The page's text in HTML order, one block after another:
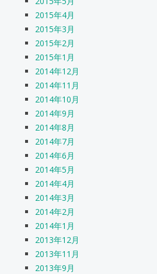
2015年4月
2015年3月
2015年2月
2015年1月
2014年12月
2014年11月
2014年10月
2014年9月
2014年8月
2014年7月
2014年6月
2014年5月
2014年4月
2014年3月
2014年2月
2014年1月
2013年12月
2013年11月
2013年9月